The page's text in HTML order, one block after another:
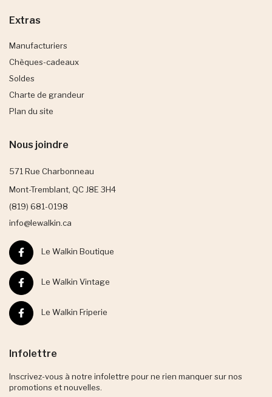
Extras
Manufacturiers
Chèques-cadeaux
Soldes
Charte de grandeur
Plan du site
Nous joindre
571 Rue Charbonneau
Mont-Tremblant, QC J8E 3H4
(819) 681-0198
info@lewalkin.ca
Le Walkin Boutique
Le Walkin Vintage
Le Walkin Friperie
Infolettre
Inscrivez-vous à notre infolettre pour ne rien manquer sur nos
promotions et nouvelles.